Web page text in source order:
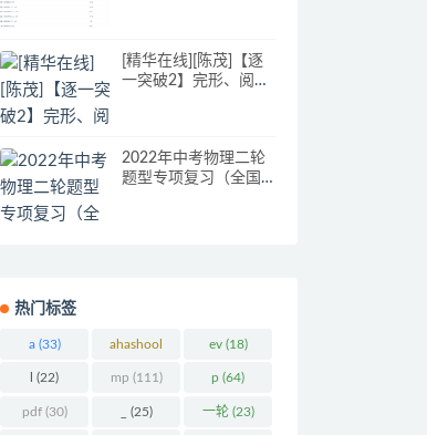
[精华在线][陈茂]【逐
一突破2】完形、阅
2022年中考物理二轮
题型专项复习（全国
热门标签
a(33) ahashool
(29)
ev(18)
(22) mp (111) p (64)
pdf(30) (25) 一轮(23)